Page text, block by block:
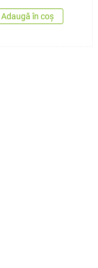
Adaugă în coș